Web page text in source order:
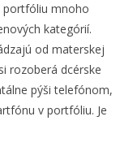
portfóliu mnoho
kategórií.
od materskej
rozoberá dcérske
pýši telefónom,
v portfóliu. Je